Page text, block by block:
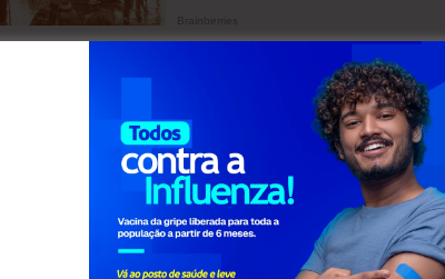
com a festa da virada, nem com o comércio,
e idosos, já que existem alternativas
sem causar dor e medo.
Para assinar, basta preencher nome,
. A organizadora enfatiza que não é necessária a